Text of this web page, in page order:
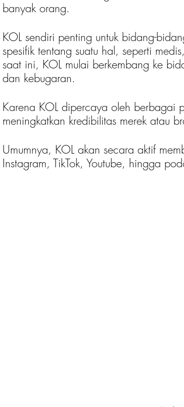
banyak orang.
KOL sendiri penting untuk bidang-
spesifik tentang suatu hal, seperti
saat ini, KOL mulai berkembang ke
dan kebugaran.
Karena KOL dipercaya oleh berbagai
meningkatkan kredibilitas merek atau
Umumnya, KOL akan secara aktif
Instagram, TikTok, Youtube, hingga